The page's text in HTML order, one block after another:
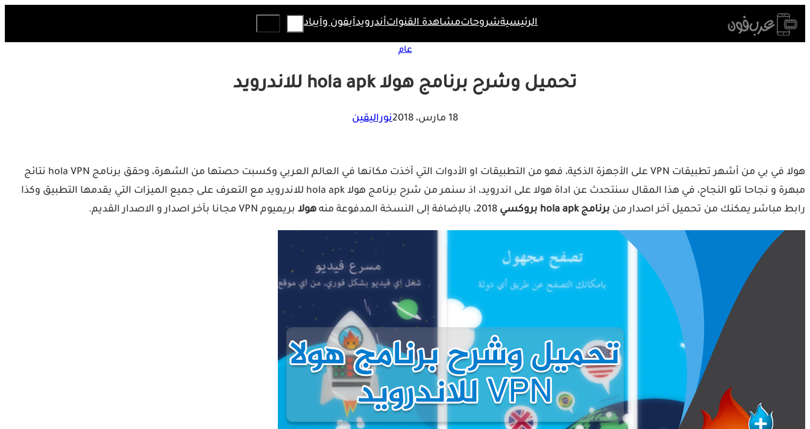
Skip
to
الرئيسيةشروحاتمشاهدة القنواتأندرويدآيفون وآيباد
عام
تحميل وشرح برنامج هولا hola apk للاندرويد
18 مارس، 2018 نوراليقين
هولا في بي من أشهر تطبيقات VPN على الأجهزة الذكية، فهو من التطبيقات او الأدوات التي أخذت مكانها في العالم العربي وكسبت حصتها من الشهرة، وحقق برنامج hola VPN نتائج
مبهرة و نجاحا تلو النجاح، في هذا المقال سنتحدث عن اداة هولا على اندرويد، اذ سنمر من شرح برنامج هولا hola apk للاندرويد مع التعرف على جميع الميزات التي يقدمها التطبيق وكذا
رابط مباشر يمكنك من تحميل آخر اصدار من برنامج hola apk بروكسي هولا بريميوم VPN مجانا بآخر اصدار و الاصدار القديم.